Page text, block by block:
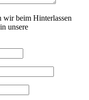
wir beim Hinterlassen
unsere